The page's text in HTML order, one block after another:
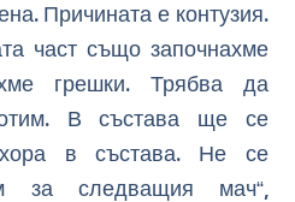
Причината е контузия.
част също започнахме
грешки. Трябва да
В състава ще се
в състава. Не се
за следващия мач“,